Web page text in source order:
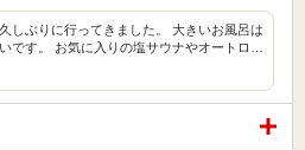
しぶりに行ってきました。 大きいお風呂は
です。 お気に入りの塩サウナやオートロ…